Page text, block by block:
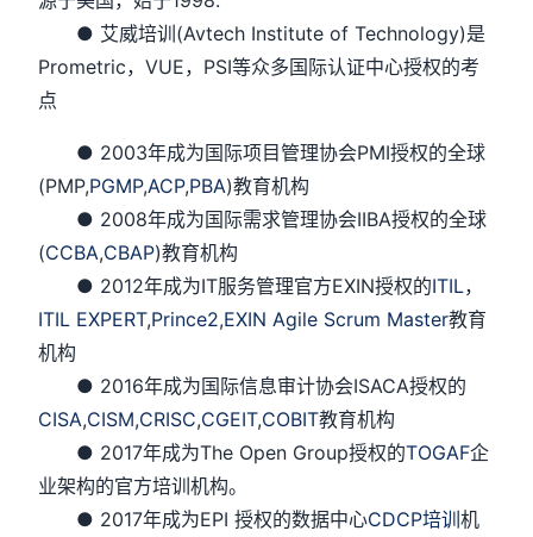
● 艾威培训(Avtech Institute of Technology)是
Prometric，VUE，PSI等众多国际认证中心授权的考
点
● 2003年成为国际项目管理协会PMI授权的全球
(PMP,PGMP,ACP,PBA)教育机构
● 2008年成为国际需求管理协会IIBA授权的全球
(CCBA,CBAP)教育机构
● 2012年成为IT服务管理官方EXIN授权的ITIL，
ITIL EXPERT,Prince2,EXIN Agile Scrum Master教育
机构
● 2016年成为国际信息审计协会ISACA授权的
CISA,CISM,CRISC,CGEIT,COBIT教育机构
● 2017年成为The Open Group授权的TOGAF企
业架构的官方培训机构。
● 2017年成为EPI 授权的数据中心CDCP培训机